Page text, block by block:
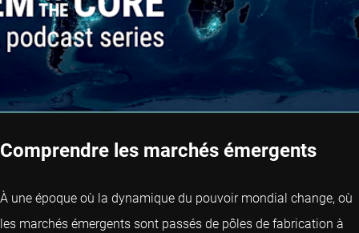
Comprendre les marchés émergents
À une époque où la dynamique du pouvoir mondial change, où
les marchés émergents sont passés de pôles de fabrication à